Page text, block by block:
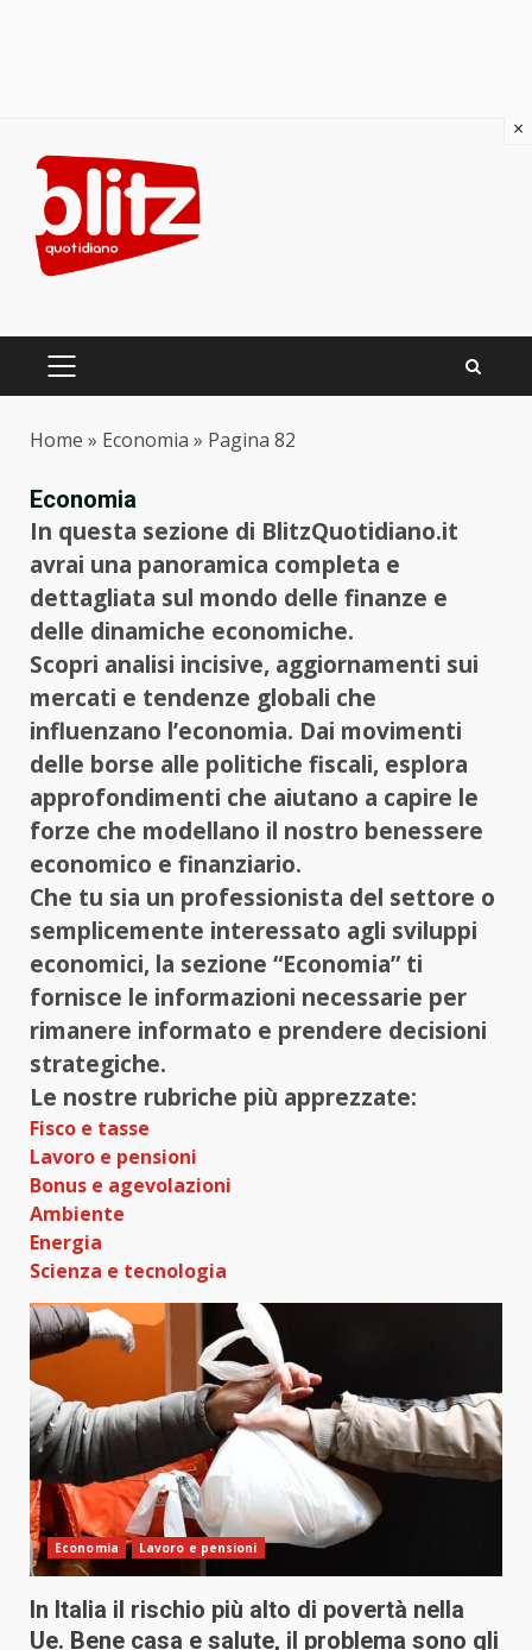
content
PRIMARY
Home » Economia » Pagina 82
Economia
In questa sezione di BlitzQuotidiano.it
avrai una panoramica completa e
dettagliata sul mondo delle finanze e
delle dinamiche economiche.
Scopri analisi incisive, aggiornamenti sui
mercati e tendenze globali che
influenzano l’economia. Dai movimenti
delle borse alle politiche fiscali, esplora
approfondimenti che aiutano a capire le
forze che modellano il nostro benessere
economico e finanziario.
Che tu sia un professionista del settore o
semplicemente interessato agli sviluppi
economici, la sezione “Economia” ti
fornisce le informazioni necessarie per
rimanere informato e prendere decisioni
strategiche.
Le nostre rubriche più apprezzate:
Fisco e tasse
Lavoro e pensioni
Bonus e agevolazioni
Ambiente
Energia
Scienza e tecnologia
Economia Lavoro e pensioni
In Italia il rischio più alto di povertà nella
Ue. Bene casa e salute, il problema sono gli
×